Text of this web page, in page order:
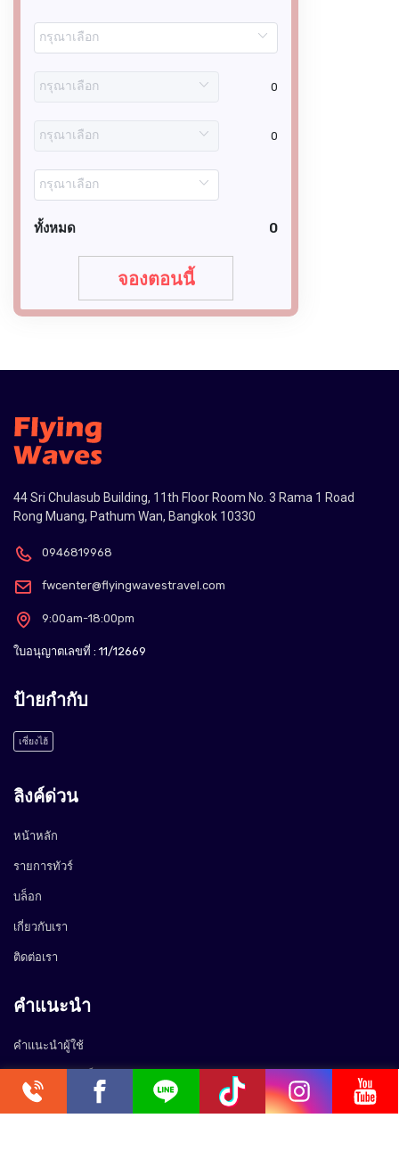
0
0
ทั้งหมด 0
จองตอนนี้
44 Sri Chulasub Building, 11th Floor Room No. 3 Rama 1 Road
Rong Muang, Pathum Wan, Bangkok 10330
0946819968
fwcenter@flyingwavestravel.com
9:00am-18:00pm
ใบอนุญาตเลขที่ : 11/12669
ป้ายกำกับ
เซี่ยงไฮ้
ลิงค์ด่วน
หน้าหลัก
รายการทัวร์
บล็อก
เกี่ยวกับเรา
ติดต่อเรา
คำแนะนำ
คำแนะนำผู้ใช้
0.077232s